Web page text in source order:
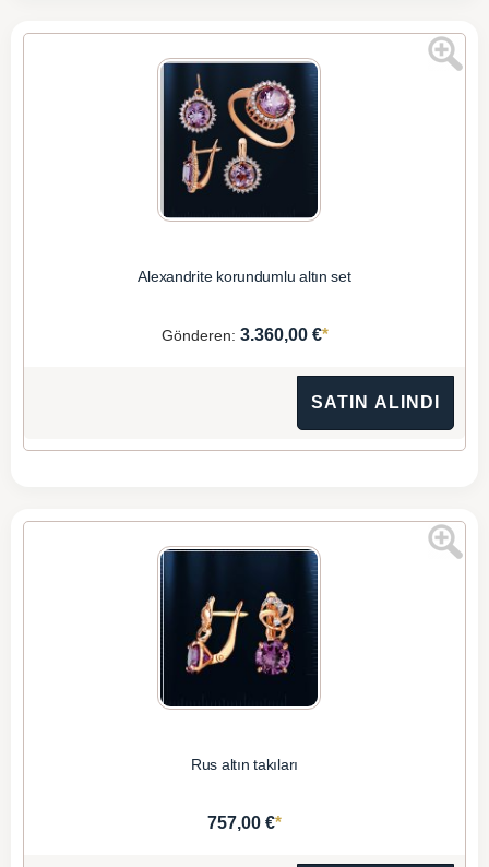
Alexandrite korundumlu altın set
Gönderen: 3.360,00 €*
SATIN ALINDI
Rus altın takıları
757,00 €*